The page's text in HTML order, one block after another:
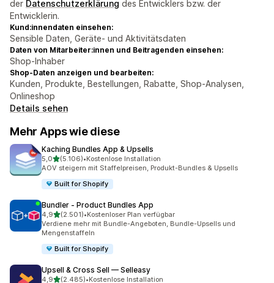
der Datenschutzerklärung des Entwicklers bzw. der
Entwicklerin.
Kund:innendaten einsehen:
Sensible Daten, Geräte- und Aktivitätsdaten
Daten von Mitarbeiter:innen und Beitragenden einsehen:
Shop-Inhaber
Shop-Daten anzeigen und bearbeiten:
Kunden, Produkte, Bestellungen, Rabatte, Shop-Analysen,
Onlineshop
Details sehen
Mehr Apps wie diese
Kaching Bundles App & Upsells
5,0von 5 Sternen
(5.106)
5106 Rezensionen insgesamt
•Kostenlose Installation
AOV steigern mit Staffelpreisen, Produkt-Bundles & Upsells
Built for Shopify
Bundler ‑ Product Bundles App
4,9von 5 Sternen
(2.501)
2501 Rezensionen insgesamt
•Kostenloser Plan verfügbar
Verdiene mehr mit Bundle-Angeboten, Bundle-Upsells und
Mengenstaffeln
Built for Shopify
Upsell & Cross Sell — Selleasy
4,9von 5 Sternen
(2.485)•Kostenlose Installation